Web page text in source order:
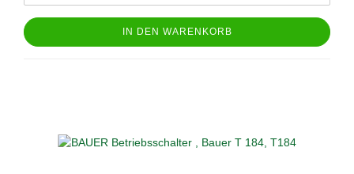
IN DEN WARENKORB